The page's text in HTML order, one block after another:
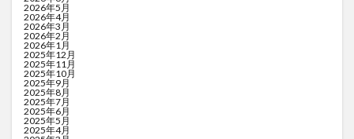
2026年5月
2026年4月
2026年3月
2026年2月
2026年1月
2025年12月
2025年11月
2025年10月
2025年9月
2025年8月
2025年7月
2025年6月
2025年5月
2025年4月